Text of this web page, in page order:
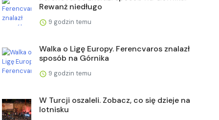
Rewanż niedługo
9 godzin temu
Walka o Ligę Europy. Ferencvaros znalazł
sposób na Górnika
9 godzin temu
W Turcji oszaleli. Zobacz, co się dzieje na
lotnisku